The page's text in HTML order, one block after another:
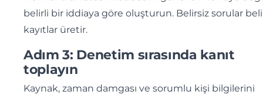
belirli bir iddiaya göre oluşturun. Belirsiz sorular
kayıtlar üretir.
Adım 3: Denetim sırasında kanıt
toplayın
Kaynak, zaman damgası ve sorumlu kişi bilgilerini